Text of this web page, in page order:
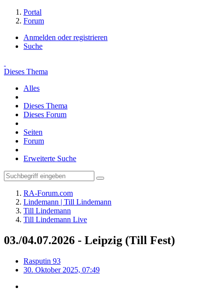
Portal
Forum
Anmelden oder registrieren
Suche
Dieses Thema
Alles
Dieses Thema
Dieses Forum
Seiten
Forum
Erweiterte Suche
RA-Forum.com
Lindemann | Till Lindemann
Till Lindemann
Till Lindemann Live
03./04.07.2026 - Leipzig (Till Fest)
Rasputin 93
30. Oktober 2025, 07:49